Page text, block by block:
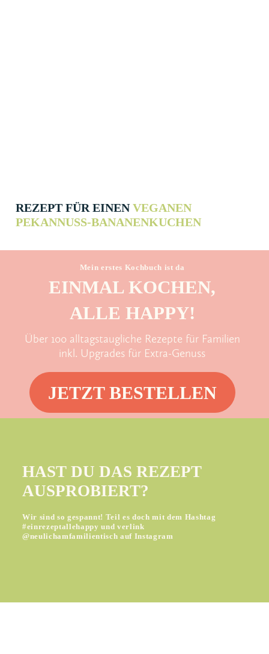
REZEPT FÜR EINENVEGANEN
PEKANNUSS-BANANENKUCHEN
Mein erstes Kochbuch ist da
EINMAL KOCHEN,
ALLE HAPPY!
Über 100 alltagstaugliche Rezepte für Familien
inkl. Upgrades für Extra-Genuss
JETZT BESTELLEN
HAST DU DAS REZEPT
AUSPROBIERT?
Wir sind so gespannt! Teil es doch mit dem Hashtag
#einrezeptallehappy und verlink
@neulichamfamilientisch auf Instagram